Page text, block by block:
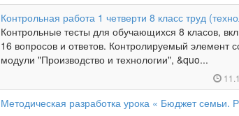
Контрольная работа 1 четверти 8 класс труд
Контрольные тесты для обучающихся 8 класов,
16 вопросов и ответов. Контролируемый элемент
модули "Производство и технологии", &quo...
Методическая разработка урока « Бюджет семьи.